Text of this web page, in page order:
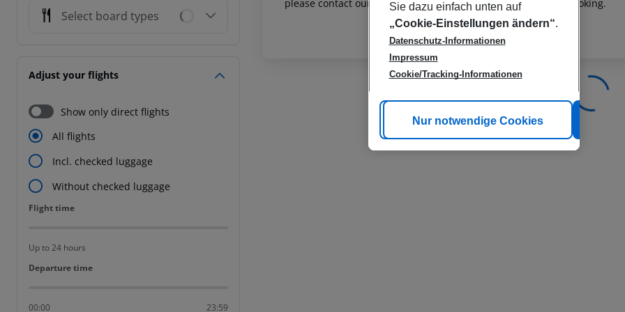
Select board types
Adjust your flights
Show only direct flights
All flights
Incl. checked luggage
Without checked luggage
Flight time
Flight time
Up to 24 hours
Departure time
Departure time
00:00 23:59
please contact our customer service before confirming your booking.
Sie dazu einfach unten auf
„Cookie-Einstellungen ändern“.
Datenschutz-Informationen
Impressum
Cookie/Tracking-Informationen
Cookie anpassen
Nur notwendige Cookies